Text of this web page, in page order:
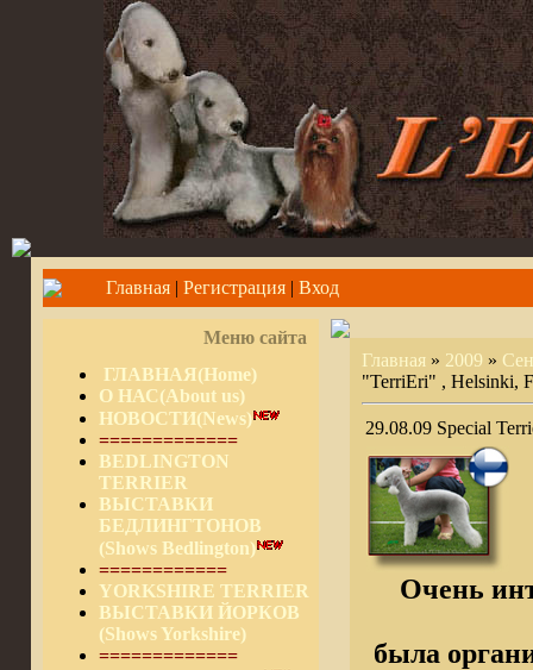
Главная| Регистрация| Вход
Меню сайта
ГЛАВНАЯ(Home)
О НАС(About us)
НОВОСТИ(News)
=============
BEDLINGTON
TERRIER
ВЫСТАВКИ
БЕДЛИНГТОНОВ
(Shows Bedlington)
============
YORKSHIRE TERRIER
ВЫСТАВКИ ЙОРКОВ
(Shows Yorkshire)
=============
Главная» 2009 »
"TerriEri" , Helsinki,
29.08.09 Special
Очень
была